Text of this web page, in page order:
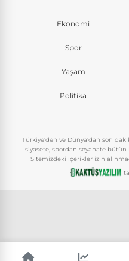
Ekonomi
Spor
Yaşam
Politika
Türkiye'den ve Dünya'dan son
siyasete, spordan seyahate bütün
Sitemizdeki içerikler izin